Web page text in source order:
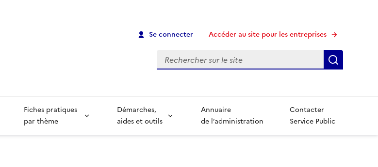
Se connecter Accéder au site pour les entreprises
Recherche
Fiches pratiques
par thème
Démarches,
aides et outils
Annuaire
de l’administration
Contacter
Service Public